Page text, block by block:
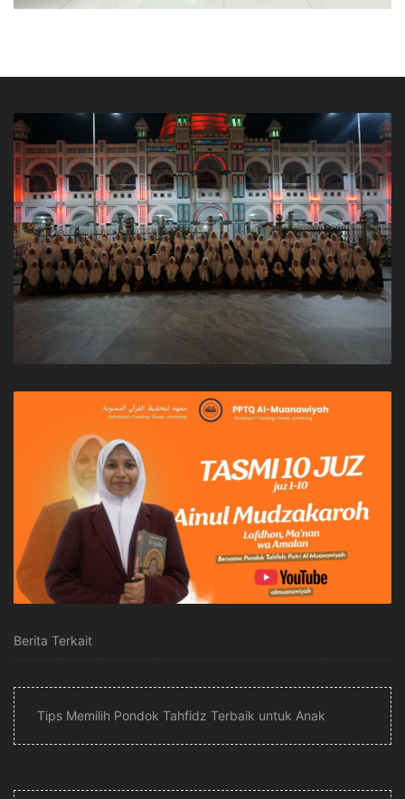
Berita Terkait
Tips Memilih Pondok Tahfidz Terbaik untuk Anak